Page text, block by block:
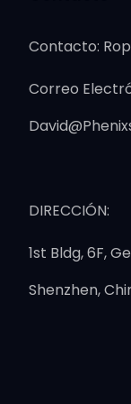
Contacto:
Correo
DIRECCIÓN:
1st Bldg, 6F,
Shenzhen,